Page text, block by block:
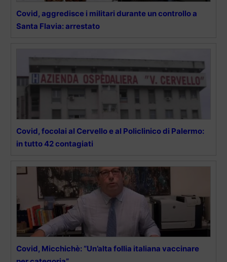
Covid, aggredisce i militari durante un controllo a
Santa Flavia: arrestato
Covid, focolai al Cervello e al Policlinico di Palermo:
in tutto 42 contagiati
Covid, Micchichè: “Un’alta follia italiana vaccinare